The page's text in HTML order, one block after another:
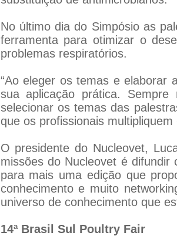
No último dia do Simpósio as
ferramenta para otimizar o
problemas respiratórios.
“Ao eleger os temas e elaborar
sua aplicação prática.
selecionar os temas das
que os profissionais
O presidente do Nucleovet,
missões do Nucleovet é
para mais uma edição que
conhecimento e muito
universo de conhecimento que
14ª Brasil Sul Poultry Fair